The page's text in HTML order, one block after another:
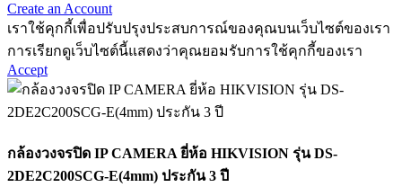
Create an Account
เราใช้คุกกี้เพื่อปรับปรุงประสบการณ์ของคุณบนเว็บไซต์ของเรา
การเรียกดูเว็บไซต์นี้แสดงว่าคุณยอมรับการใช้คุกกี้ของเรา
Accept
กล้องวงจรปิด IP CAMERA ยี่ห้อ HIKVISION รุ่น DS-
2DE2C200SCG-E(4mm) ประกัน 3 ปี